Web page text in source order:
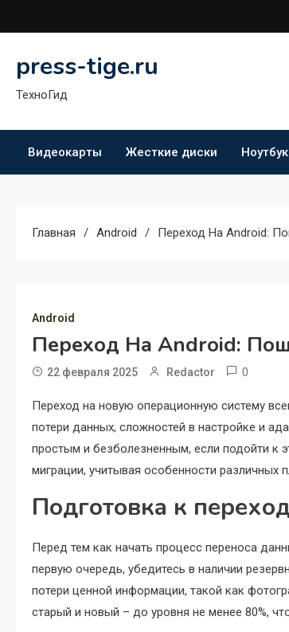
к
press-tige.ru
ТехноГид
Видеокарты Жесткие диски
Главная Android Переход На Android:
Android
Переход На Android:
22 февраля 2025 Redactor 0
Переход на новую операционную систему
потери данных, сложностей в настройке и
простым и безболезненным, если подойти к
миграции, учитывая особенности различных
Подготовка к
Перед тем как начать процесс переноса
первую очередь, убедитесь в наличии
потери ценной информации, такой как
старый и новый – до уровня не менее 80%,